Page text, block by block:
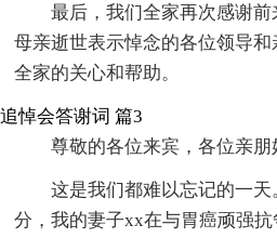
最后，我们全家再次感谢
母亲逝世表示悼念的各位领导
全家的关心和帮助。
追悼会答谢词 篇3
尊敬的各位来宾，各位亲朋
这是我们都难以忘记的一
分，我的妻子xx在与胃癌顽强